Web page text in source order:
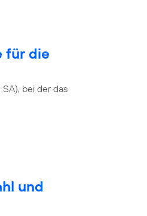
für die
bei der das
und